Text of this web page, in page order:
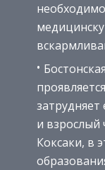
затрудняет
и взрослый
Коксаки, в